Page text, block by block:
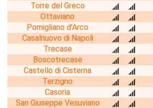
Torre del Greco
Ottaviano
Pomigliano d'Arco
Casalnuovo di Napoli
Trecase
Boscotrecase
Castello di Cisterna
Terzigno
Casoria
San Giuseppe Vesuviano